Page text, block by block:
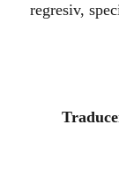
regresiv,